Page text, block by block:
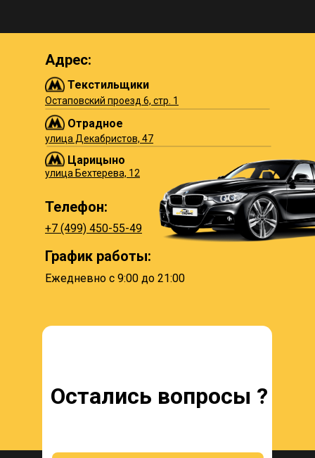
Адрес:
улица Декабристов, 47
Остаповский проезд 6, стр. 1
Текстильщики
Телефон:
+7 (499) 450-55-49
График работы:
Отрадное
Ежедневно с 9:00 до 21:00
Остались вопросы ?
улица Бехтерева, 12
Царицыно